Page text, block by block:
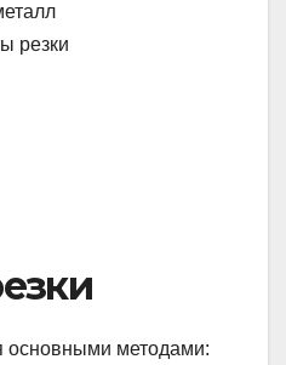
резки
основными методами: